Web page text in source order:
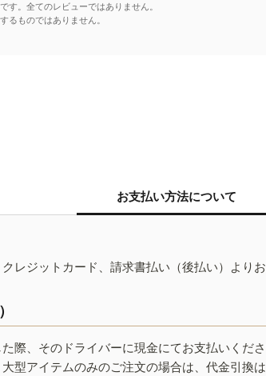
す。全てのレビューではありません。
るものではありません。
お支払い方法について
レジットカード、請求書払い（後払い）よりお
際、そのドライバーに現金にてお支払いくださ
型アイテムのみのご注文の場合は、代金引換は